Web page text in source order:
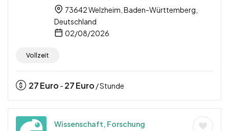
73642 Welzheim, Baden-Württemberg,
Deutschland
02/08/2026
Vollzeit
27Euro - 27Euro / Stunde
Wissenschaft, Forschung